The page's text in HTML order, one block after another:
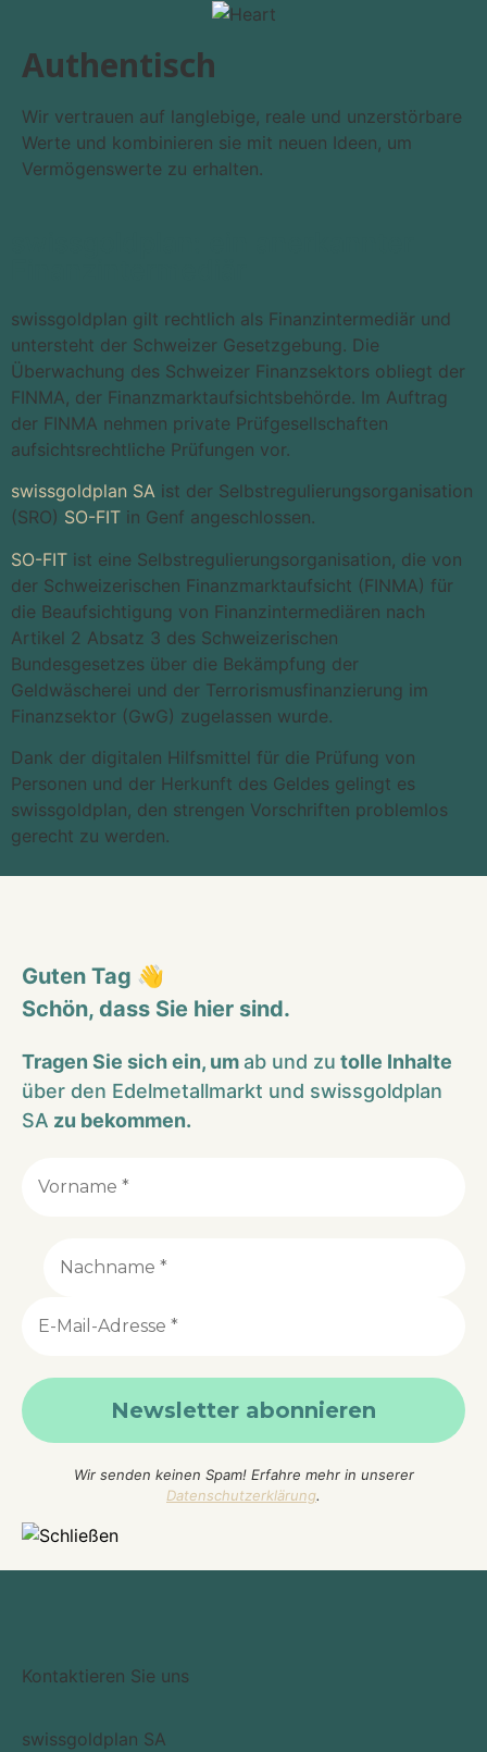
Authentisch
Wir vertrauen auf langlebige, reale und unzerstörbare
Werte und kombinieren sie mit neuen Ideen, um
Vermögenswerte zu erhalten.
swissgoldplan gilt rechtlich als Finanzintermediär und
untersteht der Schweizer Gesetzgebung. Die
Überwachung des Schweizer Finanzsektors obliegt der
FINMA, der Finanzmarktaufsichtsbehörde. Im Auftrag
der FINMA nehmen private Prüfgesellschaften
aufsichtsrechtliche Prüfungen vor.
swissgoldplan SA ist der Selbstregulierungsorganisation
(SRO) SO-FIT in Genf angeschlossen.
SO-FIT ist eine Selbstregulierungsorganisation, die von
der Schweizerischen Finanzmarktaufsicht (FINMA) für
die Beaufsichtigung von Finanzintermediären nach
Artikel 2 Absatz 3 des Schweizerischen
Bundesgesetzes über die Bekämpfung der
Geldwäscherei und der Terrorismusfinanzierung im
Finanzsektor (GwG) zugelassen wurde.
Dank der digitalen Hilfsmittel für die Prüfung von
Personen und der Herkunft des Geldes gelingt es
swissgoldplan, den strengen Vorschriften problemlos
gerecht zu werden.
Guten Tag 👋
Schön, dass Sie hier sind.
Tragen Sie sich ein, um ab und zu tolle Inhalte
über den Edelmetallmarkt und swissgoldplan
SA zu bekommen.
Wir senden keinen Spam! Erfahre mehr in unserer
Datenschutzerklärung.
Kontaktieren Sie uns
swissgoldplan SA